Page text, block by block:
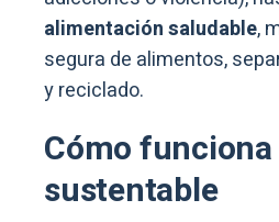
alimentación saludable,
segura de alimentos,
y reciclado.
Cómo
sustentable